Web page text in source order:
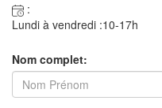
:
Lundi à vendredi :10-17h
Nom complet: